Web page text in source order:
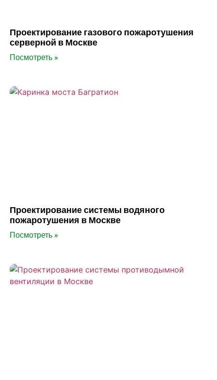
Проектирование газового пожаротушения
серверной в Москве
Посмотреть »
Проектирование системы водяного
пожаротушения в Москве
Посмотреть »